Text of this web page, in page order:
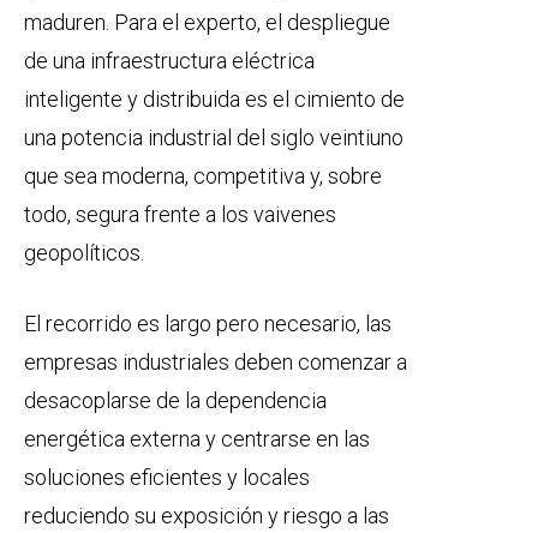
maduren. Para el experto, el despliegue
de una infraestructura eléctrica
inteligente y distribuida es el cimiento de
una potencia industrial del siglo veintiuno
que sea moderna, competitiva y, sobre
todo, segura frente a los vaivenes
geopolíticos.
El recorrido es largo pero necesario, las
empresas industriales deben comenzar a
desacoplarse de la dependencia
energética externa y centrarse en las
soluciones eficientes y locales
reduciendo su exposición y riesgo a las